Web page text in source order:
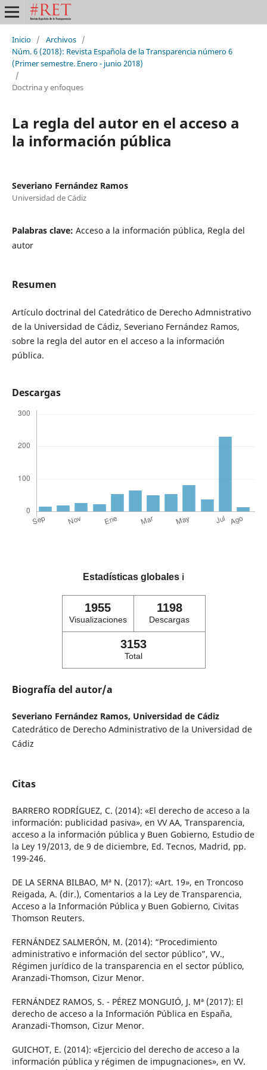
Inicio / Archivos /
Núm. 6 (2018): Revista Española de la Transparencia número 6
(Primer semestre. Enero - junio 2018)
/
Doctrina y enfoques
La regla del autor en el acceso a
la información pública
Severiano Fernández Ramos
Universidad de Cádiz
Palabras clave: Acceso a la información pública, Regla del
autor
Resumen
Artículo doctrinal del Catedrático de Derecho Admnistrativo
de la Universidad de Cádiz, Severiano Fernández Ramos,
sobre la regla del autor en el acceso a la información
pública.
Descargas
Estadísticas globales ℹ️
1955
Visualizaciones
1198
Descargas
3153
Total
Biografía del autor/a
Severiano Fernández Ramos, Universidad de Cádiz
Catedrático de Derecho Administrativo de la Universidad de
Cádiz
Citas
BARRERO RODRÍGUEZ, C. (2014): «El derecho de acceso a la
información: publicidad pasiva», en VV AA, Transparencia,
acceso a la información pública y Buen Gobierno, Estudio de
la Ley 19/2013, de 9 de diciembre, Ed. Tecnos, Madrid, pp.
199-246.
DE LA SERNA BILBAO, Mª N. (2017): «Art. 19», en Troncoso
Reigada, A. (dir.), Comentarios a la Ley de Transparencia,
Acceso a la Información Pública y Buen Gobierno, Civitas
Thomson Reuters.
FERNÁNDEZ SALMERÓN, M. (2014): “Procedimiento
administrativo e información del sector público”, VV.,
Régimen jurídico de la transparencia en el sector público,
Aranzadi-Thomson, Cizur Menor.
FERNÁNDEZ RAMOS, S. - PÉREZ MONGUIÓ, J. Mª (2017): El
derecho de acceso a la Información Pública en España,
Aranzadi-Thomson, Cizur Menor.
GUICHOT, E. (2014): «Ejercicio del derecho de acceso a la
información pública y régimen de impugnaciones», en VV.